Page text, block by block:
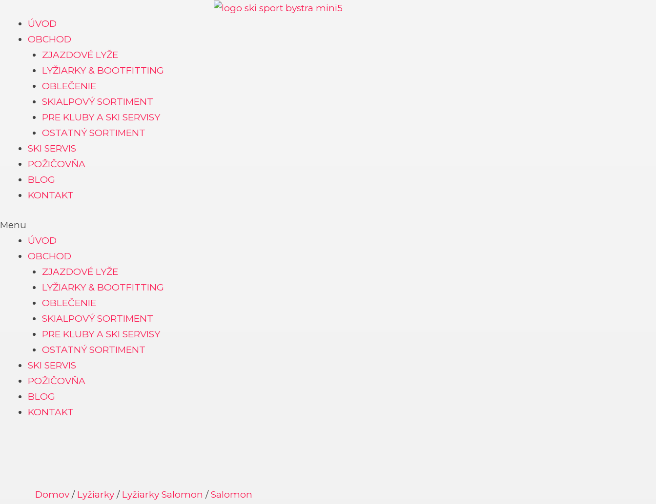
obsah
ÚVOD
OBCHOD
ZJAZDOVÉ LYŽE
LYŽIARKY & BOOTFITTING
OBLEČENIE
SKIALPOVÝ SORTIMENT
PRE KLUBY A SKI SERVISY
OSTATNÝ SORTIMENT
SKI SERVIS
POŽIČOVŇA
BLOG
KONTAKT
Menu
ÚVOD
OBCHOD
ZJAZDOVÉ LYŽE
LYŽIARKY & BOOTFITTING
OBLEČENIE
SKIALPOVÝ SORTIMENT
PRE KLUBY A SKI SERVISY
OSTATNÝ SORTIMENT
SKI SERVIS
POŽIČOVŇA
BLOG
KONTAKT
Domov / Lyžiarky / Lyžiarky Salomon /Salomon